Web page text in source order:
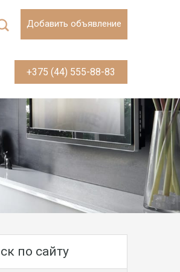
Добавить объявление
+375 (44) 555-88-83
по сайту